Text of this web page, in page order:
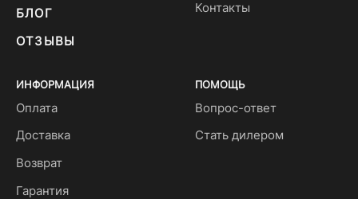
БЛОГ
ОТЗЫВЫ
Контакты
ИНФОРМАЦИЯ
Оплата
Доставка
Возврат
Гарантия
ПОМОЩЬ
Вопрос-ответ
Стать дилером